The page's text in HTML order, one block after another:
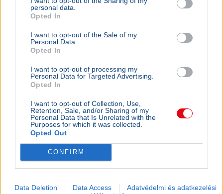
personal data.
Opted In
I want to opt-out of the Sale of my
Personal Data.
Opted In
I want to opt-out of processing my
Personal Data for Targeted Advertising.
Opted In
I want to opt-out of Collection, Use,
Retention, Sale, and/or Sharing of my
Personal Data that Is Unrelated with the
Purposes for which it was collected.
Opted Out
CONFIRM
Data Deletion Data Access
Adatvédelmi és adatkezelési
KÜLFÖLD 2026. augusztus 4.
Franciaországban is három reaktort
állítottak le a hőség miatt